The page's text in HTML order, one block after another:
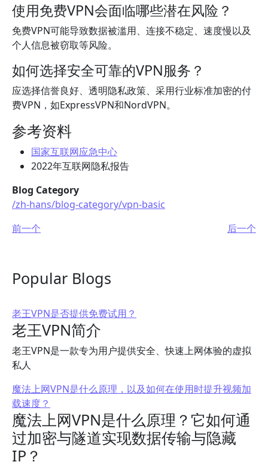
使用免费VPN会面临哪些潜在风险？
免费VPN可能导致数据被滥用、连接不稳定、速度慢以及
个人信息被窃取等风险。
如何选择安全可靠的VPN服务？
应选择信誉良好、透明隐私政策、采用行业标准加密的付
费VPN，如ExpressVPN和NordVPN。
参考资料
国家互联网应急中心
2022年互联网隐私报告
Blog Category
/zh-hans/blog-category/vpn-basic
前一个
后一个
Popular Blogs
老王VPN是否提供免费试用？
老王VPN简介
老王VPN是一款专为用户提供安全、快速上网体验的虚拟
私人
魔法上网VPN是什么原理，以及如何在使用时提升视频加
载速度？
魔法上网VPN是什么原理？它如何通
过加密与隧道实现数据传输与隐藏
IP？